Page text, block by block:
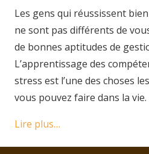
Les gens qui réussissent
ne sont pas différents de
de bonnes aptitudes de
L’apprentissage des
stress est l’une des choses
vous pouvez faire dans la vie.
Lire plus…